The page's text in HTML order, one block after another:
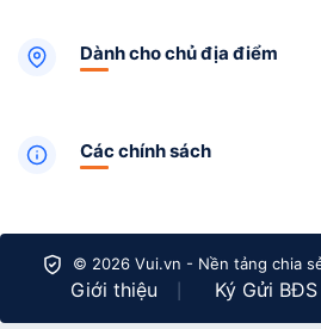
Dành cho chủ địa điểm
Các chính sách
© 2026 Vui.vn - Nền tảng chia
Giới thiệu Ký Gửi BĐS